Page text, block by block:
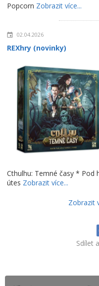
Popcorn Zobrazit více...
02.04.2026
REXhry (novinky)
Cthulhu: Temné časy * Pod
útes Zobrazit více...
Zobrazit
Sdílet